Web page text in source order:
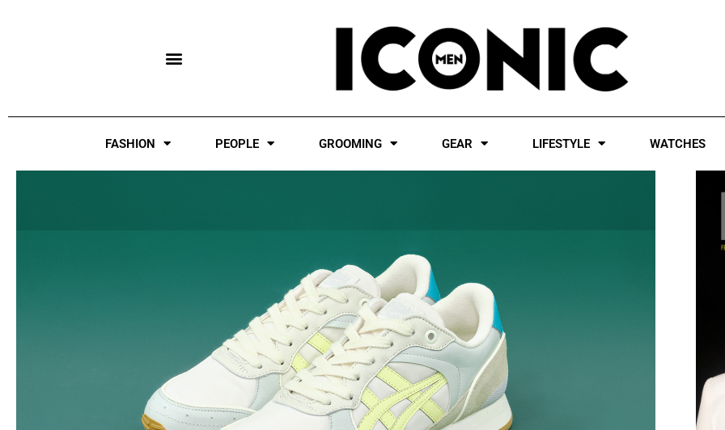
FASHION PEOPLE GROOMING GEAR LIFESTYLE WATCHES